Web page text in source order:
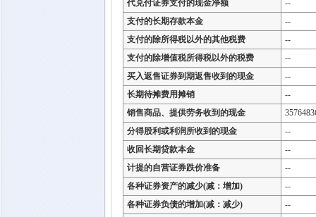
代兑付证券支付的现金净额
--
支付的长期存款本金
--
支付的除所得税以外的其他税费
--
支付的除增值税所得税以外的税费
--
买入返售证券到期返售收到的现金
--
长期待摊费用摊销
--
销售商品、提供劳务收到的现金
分得股利或利润所收到的现金
--
收回长期贷款本金
--
计提的自营证券跌价准备
--
各种证券资产的减少(减：增加)
--
各种证券负债的增加(减：减少)
--